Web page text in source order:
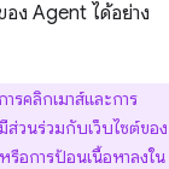
อง Agent ได้อย่าง
รคลิกเมาส์และการ
ส่วนร่วมกับเว็บไซต์ของ
รือการป้อนเนื้อหาลงใน